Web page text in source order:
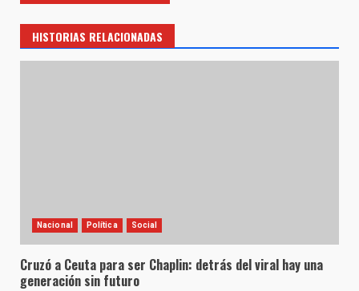
HISTORIAS RELACIONADAS
Nacional Política Social
Cruzó a Ceuta para ser Chaplin: detrás del viral hay una
generación sin futuro